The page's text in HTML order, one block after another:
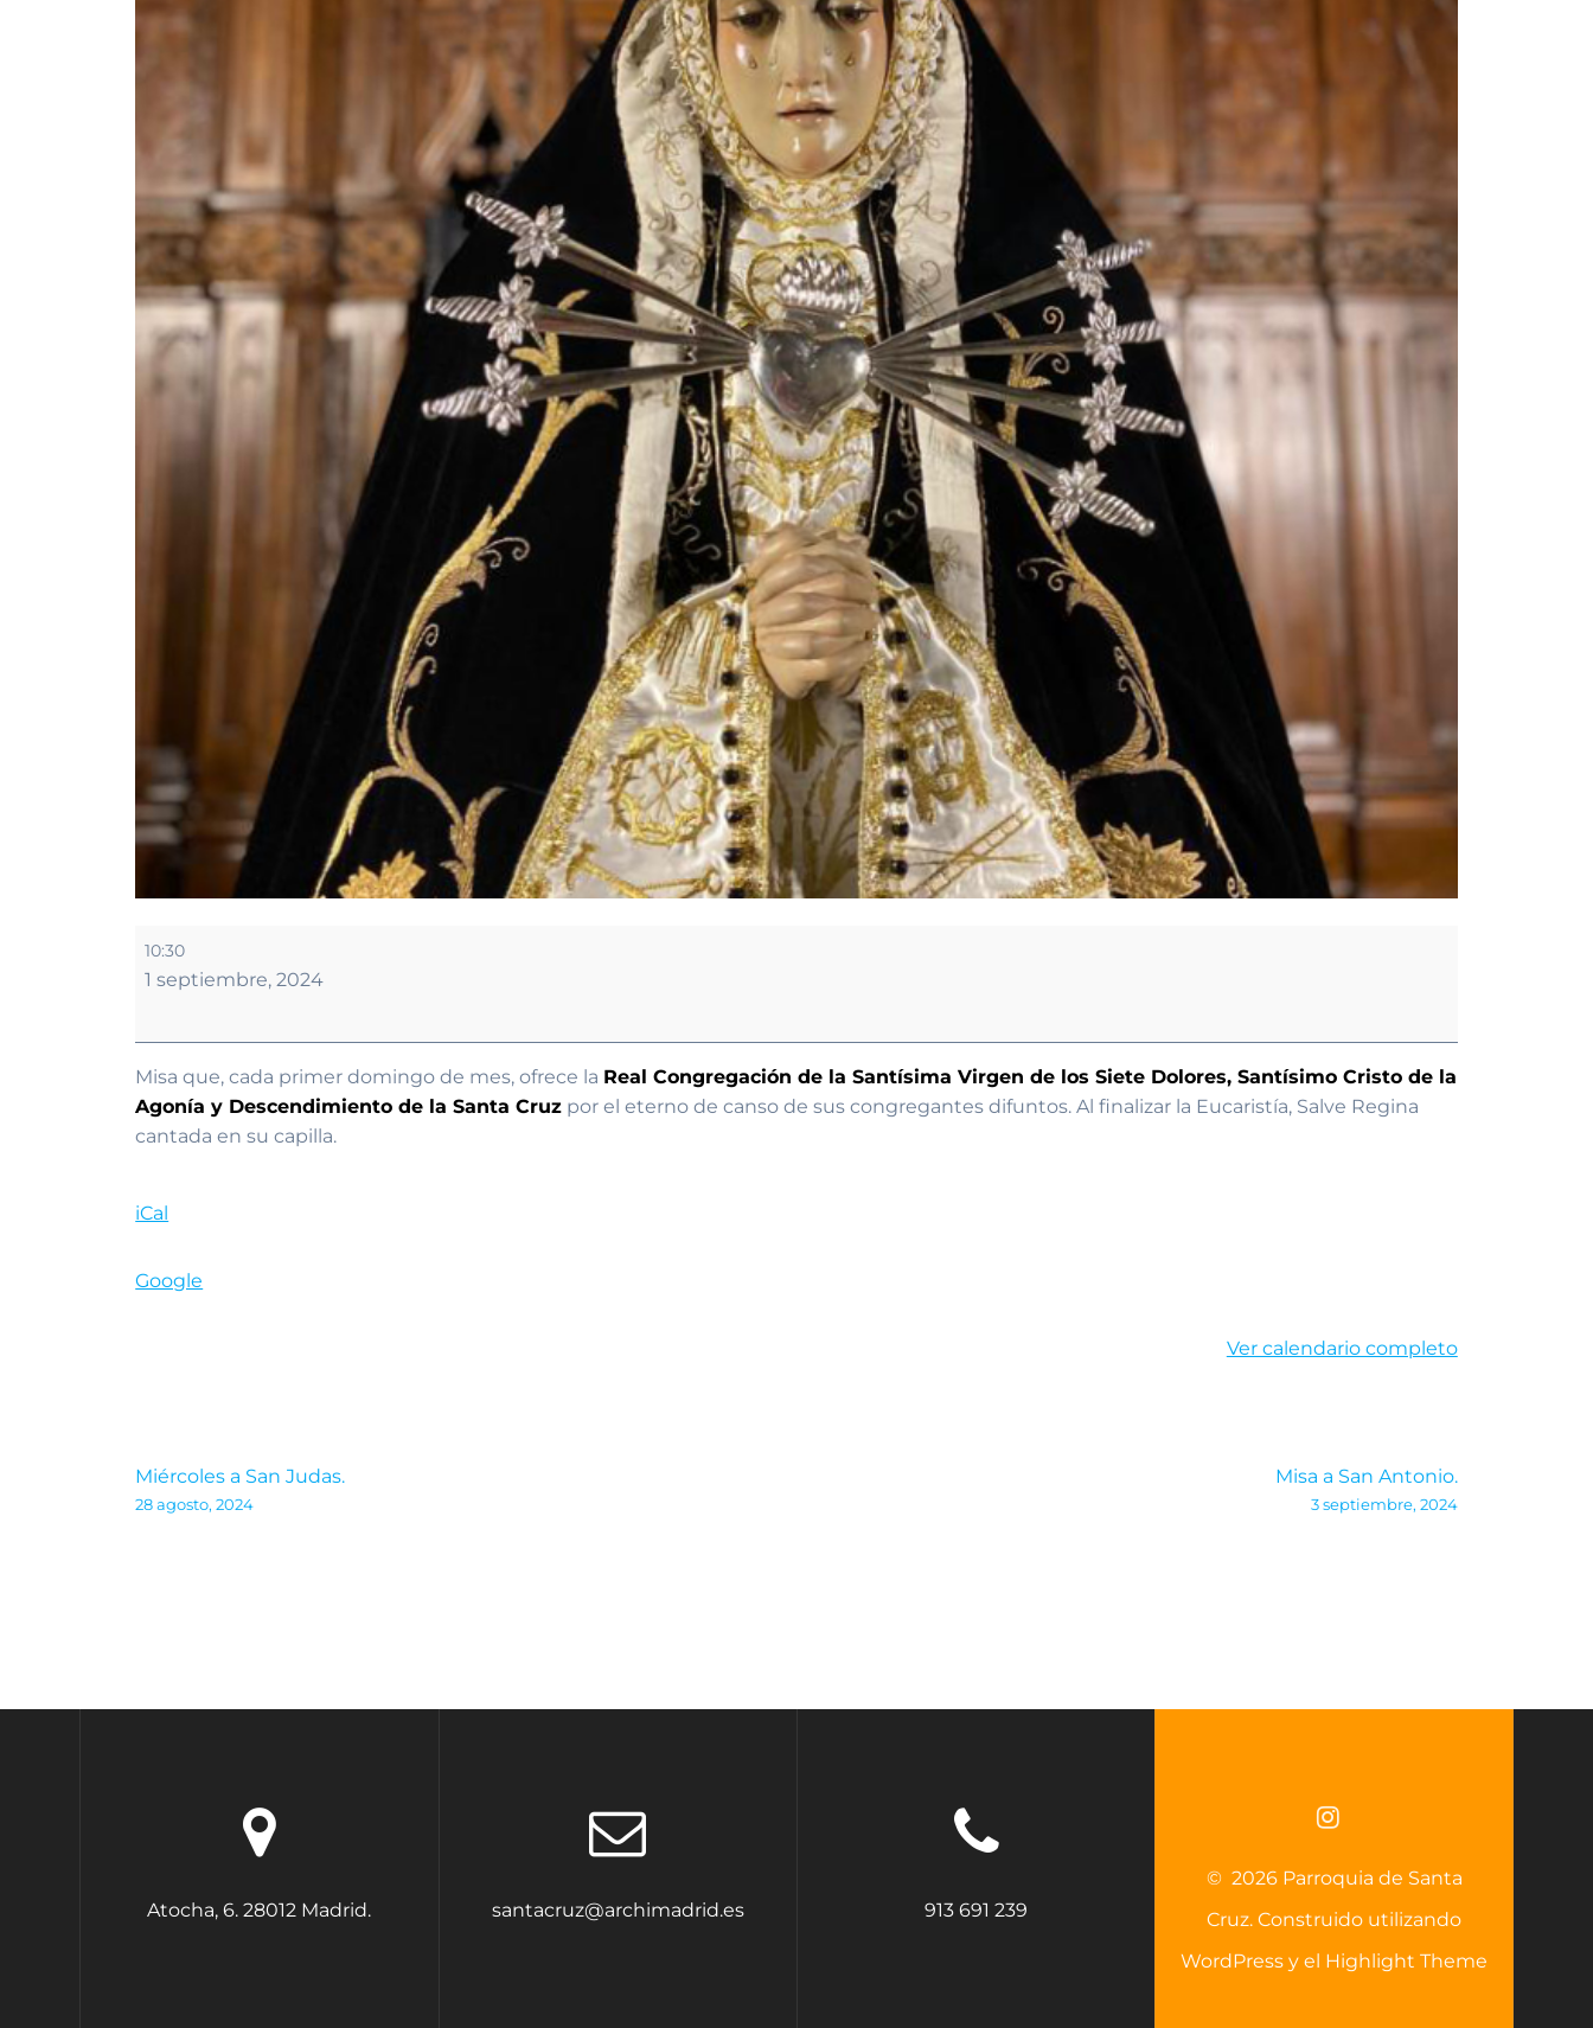
Mensual
Congregación
Siete
Dolores.
10:30
1 septiembre, 2024
Misa que, cada primer domingo de mes, ofrece la Real Congregación de la Santísima Virgen de los Siete Dolores, Santísimo Cristo de la
Agonía y Descendimiento de la Santa Cruz por el eterno de canso de sus congregantes difuntos. Al finalizar la Eucaristía, Salve Regina
cantada en su capilla.
iCal
Google
Ver calendario completo
Navegación
de
Miércoles a San Judas.
28 agosto, 2024
Misa a San Antonio.
3 septiembre, 2024
Atocha, 6. 28012 Madrid. santacruz@archimadrid.es 913 691 239
© 2026 Parroquia de Santa
Cruz. Construido utilizando
WordPress y el Highlight Theme